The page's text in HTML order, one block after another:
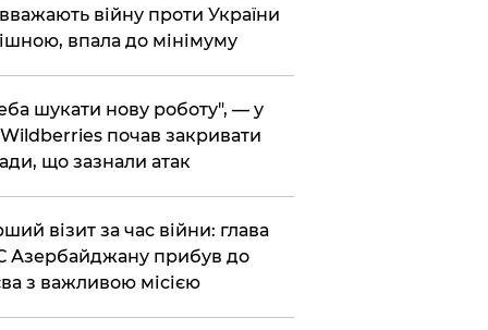
війну проти України
впала до мінімуму
шукати нову роботу", — у
почав закривати
що зазнали атак
візит за час війни: глава
Азербайджану прибув до
з важливою місією